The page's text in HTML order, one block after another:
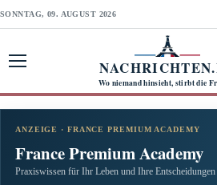
SONNTAG, 09. AUGUST 2026
Wo niemand hinsieht, stirbt die
ANZEIGE · FRANCE PREMIUM ACADEMY
France Premium Academy
Praxiswissen für Ihr Leben und Ihre